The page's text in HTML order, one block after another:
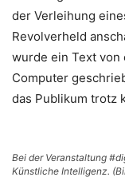
der Verleihung
Revolverheld
wurde ein Text von
Computer
das Publikum trotz
Bei der Veranstaltung
Künstliche Intelligenz.